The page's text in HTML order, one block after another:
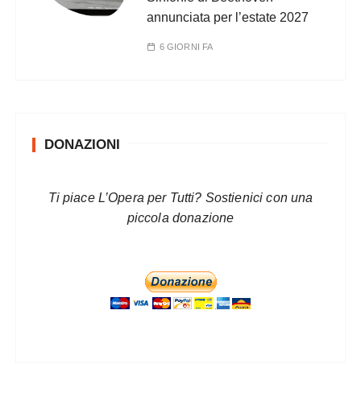
annunciata per l’estate 2027
6 GIORNI FA
DONAZIONI
Ti piace L’Opera per Tutti? Sostienici con una
piccola donazione